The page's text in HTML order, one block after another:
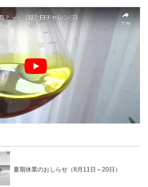
夏期休業のおしらせ（8月11日～20日）